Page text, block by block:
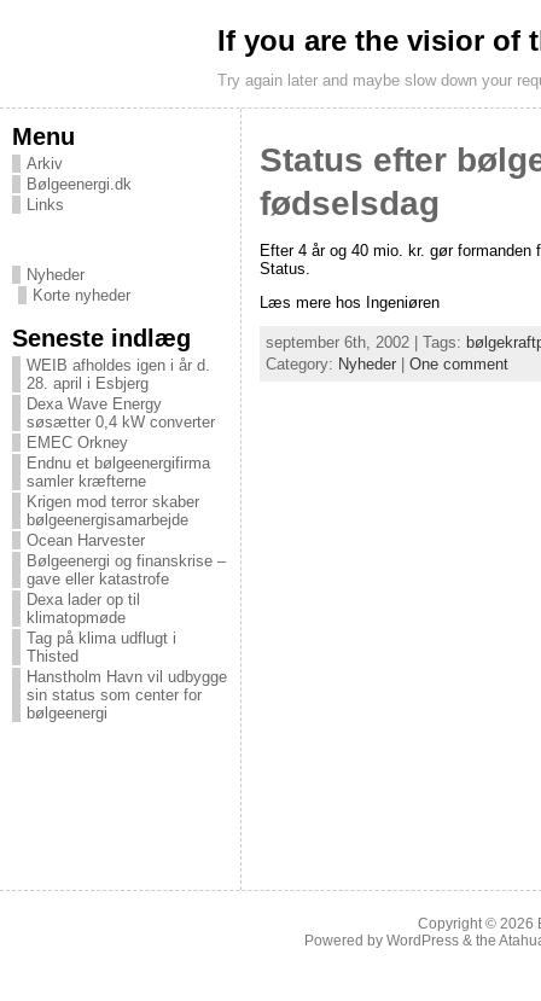
If you are the visior of
Try again later and maybe slow down your
Menu
Arkiv
Bølgeenergi.dk
Links
Nyheder
Korte nyheder
Seneste indlæg
WEIB afholdes igen i år d.
28. april i Esbjerg
Dexa Wave Energy
søsætter 0,4 kW converter
EMEC Orkney
Endnu et bølgeenergifirma
samler kræfterne
Krigen mod terror skaber
bølgeenergisamarbejde
Ocean Harvester
Bølgeenergi og finanskrise –
gave eller katastrofe
Dexa lader op til
klimatopmøde
Tag på klima udflugt i
Thisted
Hanstholm Havn vil udbygge
sin status som center for
bølgeenergi
Status efter
fødselsdag
Efter 4 år og 40 mio. kr. gør
Status.
Læs mere hos Ingeniøren
september 6th, 2002 | Tags:
Category: Nyheder One comment
Copyright © 2026
Powered by WordPress & the